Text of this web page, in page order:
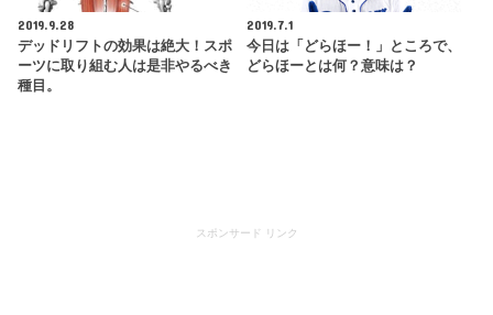
2019.9.28
デッドリフトの効果は絶大！スポ
ーツに取り組む人は是非やるべき
種目。
2019.7.1
今日は「どらほー！」ところで、
どらほーとは何？意味は？
スポンサード リンク